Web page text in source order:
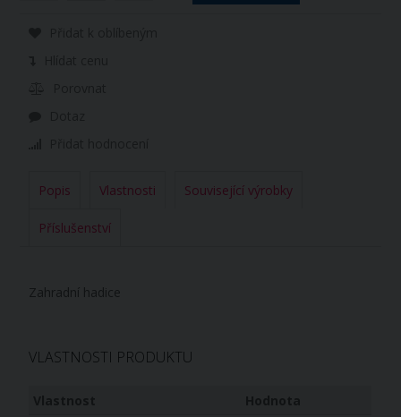
Popis Vlastnosti Související výrobky
Příslušenství
Zahradní hadice
VLASTNOSTI PRODUKTU